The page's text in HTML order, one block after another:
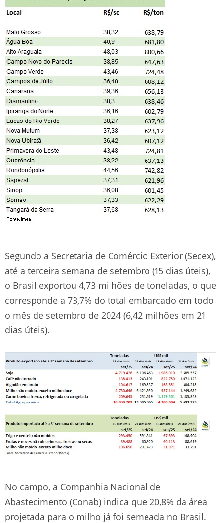
Segundo a Secretaria de Comércio Exterior (Secex),
até a terceira semana de setembro (15 dias úteis),
o Brasil exportou 4,73 milhões de toneladas, o que
corresponde a 73,7% do total embarcado em todo
o mês de setembro de 2024 (6,42 milhões em 21
dias úteis).
No campo, a Companhia Nacional de
Abastecimento (Conab) indica que 20,8% da área
projetada para o milho já foi semeada no Brasil.